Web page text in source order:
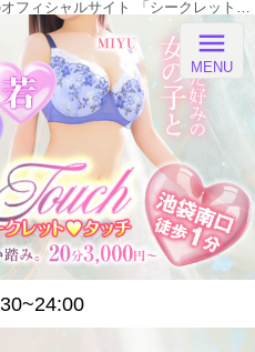
写メ日記 | 【シークレットタッチ】のオフィシャルサイト 「シークレットタッチ」
menu
MENU